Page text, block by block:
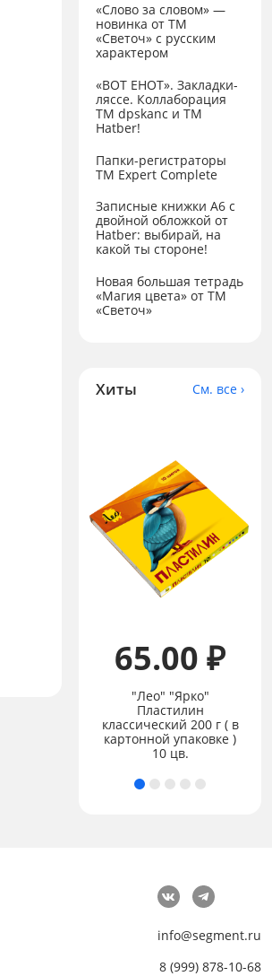
«Слово за словом» —
новинка от ТМ
«Светоч» с русским
характером
«ВОТ ЕНОТ». Закладки-
ляссе. Коллаборация
TM dpskanc и ТМ
Hatber!
Папки-регистраторы
ТМ Expert Complete
Записные книжки А6 с
двойной обложкой от
Hatber: выбирай, на
какой ты стороне!
Новая большая тетрадь
«Магия цвета» от ТМ
«Светоч»
Хиты См. все ›
65.00 ₽
"Лео" "Ярко"
Пластилин
классический 200 г ( в
картонной упаковке )
10 цв.
info@segment.ru
8 (999) 878-10-68